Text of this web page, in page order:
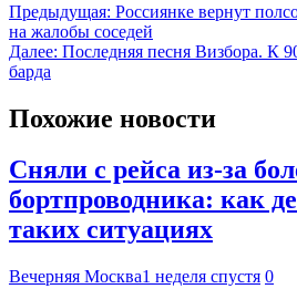
Предыдущая: Россиянке вернут
на жалобы соседей
Далее: Последняя песня Визбора. К
барда
Похожие новости
Сняли с рейса из-за
бортпроводника: как
таких ситуациях
Вечерняя Москва1 неделя спустя 0